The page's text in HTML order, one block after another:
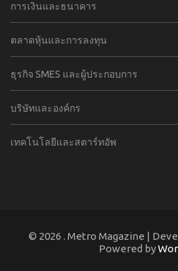
การเงินและธนาคาร
ตลาดหุ้นและการลงทุน
ธุรกิจ SMES และผู้ประกอบการ
บริษัทและองค์กร
เทคโนโลยีและสตาร์ทอัพ
© 2026 . Metro Magazine |
Powered by